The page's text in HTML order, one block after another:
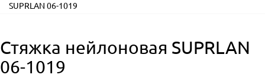
SUPRLAN 06-1019
Стяжка нейлоновая SUPRLAN
06-1019